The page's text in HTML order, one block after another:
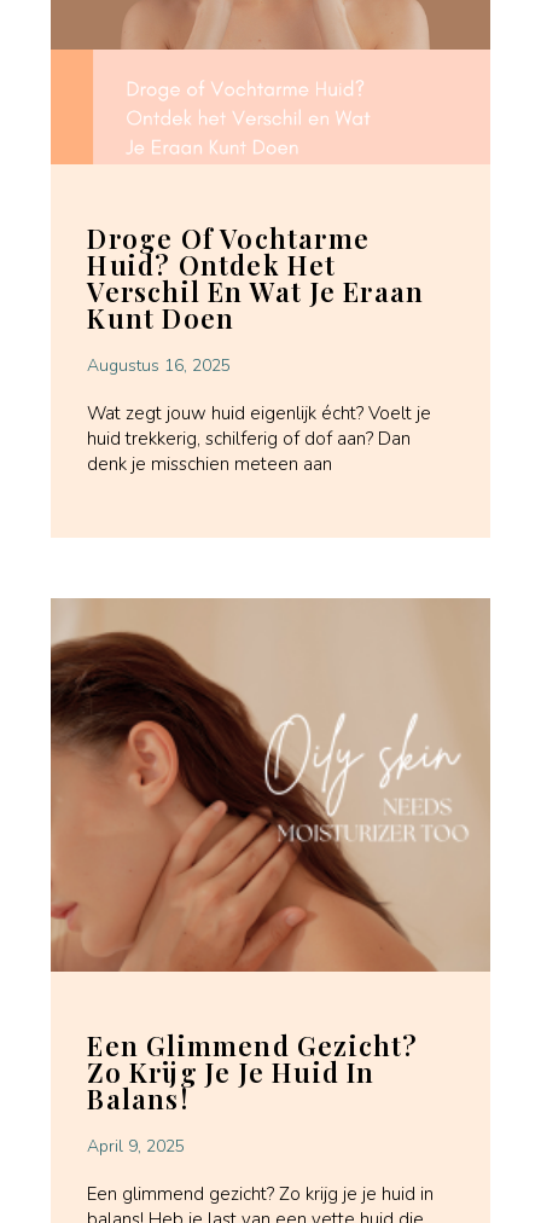
Droge Of Vochtarme
Huid? Ontdek Het
Verschil En Wat Je Eraan
Kunt Doen
Augustus 16, 2025
Wat zegt jouw huid eigenlijk écht? Voelt je
huid trekkerig, schilferig of dof aan? Dan
denk je misschien meteen aan
Een Glimmend Gezicht?
Zo Krijg Je Je Huid In
Balans!
April 9, 2025
Een glimmend gezicht? Zo krijg je je huid in